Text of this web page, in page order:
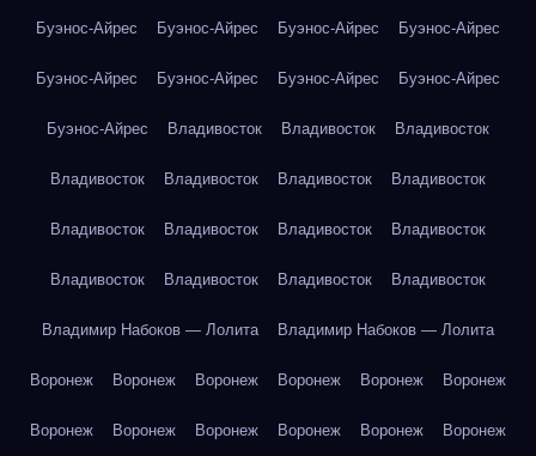
Буэнос-Айрес Буэнос-Айрес Буэнос-Айрес Буэнос-Айрес
Буэнос-Айрес Буэнос-Айрес Буэнос-Айрес Буэнос-Айрес
Буэнос-Айрес Владивосток Владивосток Владивосток
Владивосток Владивосток Владивосток Владивосток
Владивосток Владивосток Владивосток Владивосток
Владивосток Владивосток Владивосток Владивосток
Владимир Набоков — Лолита Владимир Набоков — Лолита
Воронеж Воронеж Воронеж Воронеж Воронеж Воронеж
Воронеж Воронеж Воронеж Воронеж Воронеж Воронеж